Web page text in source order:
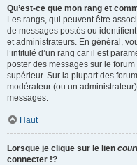
Qu’est-ce que mon rang et
Les rangs, qui peuvent être
de messages postés ou
et administrateurs. En général,
l’intitulé d’un rang car il est
poster des messages sur le
supérieur. Sur la plupart des
modérateur (ou un
messages.
Haut
Lorsque je clique sur le lien
connecter !?